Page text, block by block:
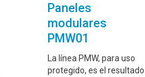
Paneles
modulares
PMW01
La línea PMW, para uso
protegido, es el resultado